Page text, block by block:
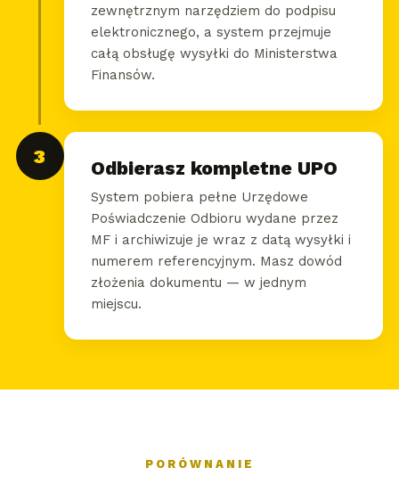
zewnętrznym narzędziem do podpisu
elektronicznego, a system przejmuje
całą obsługę wysyłki do Ministerstwa
Finansów.
3
Odbierasz kompletne UPO
System pobiera pełne Urzędowe
Poświadczenie Odbioru wydane przez
MF i archiwizuje je wraz z datą wysyłki i
numerem referencyjnym. Masz dowód
złożenia dokumentu — w jednym
miejscu.
PORÓWNANIE